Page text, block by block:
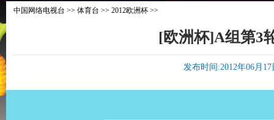
中国网络电视台 >> 体育台 >> 2012欧洲杯 >>
[欧洲杯]A组第3
发布时间:2012年06月